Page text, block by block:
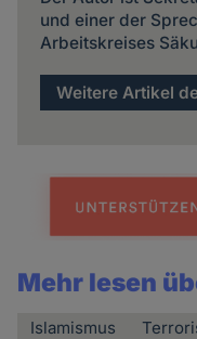
und einer der
Arbeitskreises
Weitere Artikel
Mehr lesen
Islamismus